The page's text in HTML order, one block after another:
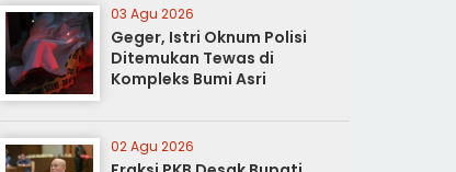
03 Agu 2026
Geger, Istri Oknum Polisi
Ditemukan Tewas di
Kompleks Bumi Asri
02 Agu 2026